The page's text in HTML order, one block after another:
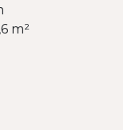
m²